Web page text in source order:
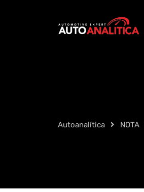
Autoanalítica NOTA